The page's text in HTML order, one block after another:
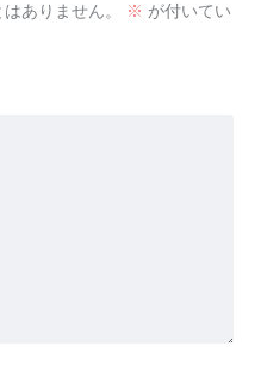
ありません。 ※ が付いてい